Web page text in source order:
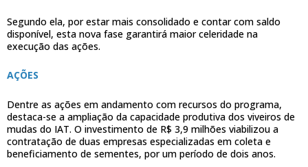
Segundo ela, por estar mais consolidado e contar com saldo
disponível, esta nova fase garantirá maior celeridade na
execução das ações.
AÇÕES
Dentre as ações em andamento com recursos do programa,
destaca-se a ampliação da capacidade produtiva dos viveiros de
mudas do IAT. O investimento de R$ 3,9 milhões viabilizou a
contratação de duas empresas especializadas em coleta e
beneficiamento de sementes, por um período de dois anos.